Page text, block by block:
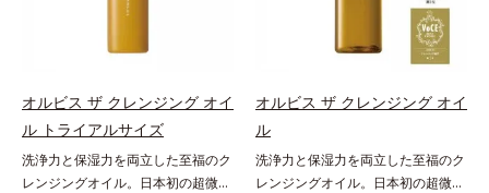
オルビス ザ クレンジング オイ
ル トライアルサイズ
洗浄力と保湿力を両立した至福のク
レンジングオイル。日本初の超微粒
オルビス ザ クレンジング オイ
ル
洗浄力と保湿力を両立した至福のク
レンジングオイル。日本初の超微粒